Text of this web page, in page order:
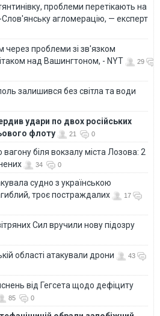
проблеми перетікають на
агломерацію, — експерт
через проблеми зі зв'язком
над Вашингтоном, - NYT
29
залишився без світла та води
удари по двох російських
флоту
21 0
біля вокзалу міста Лозова: 2
34 0
судно з українською
троє постраждалих
17
Сил вручили нову підозру
області атакували дрони
43
від Гегсета щодо дефіциту
85 0